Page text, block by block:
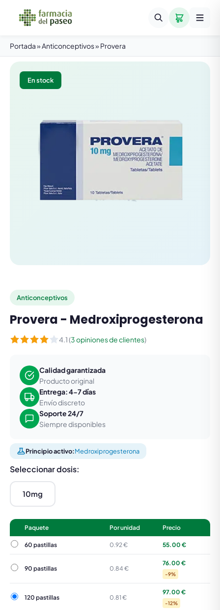
Portada»Anticonceptivos» Provera
En stock
Anticonceptivos
Provera - Medroxiprogesterona
4.1 (3 opiniones de clientes)
Calidad garantizada
Producto original
Entrega: 4-7 días
Envío discreto
Soporte 24/7
Siempre disponibles
Principio activo:Medroxiprogesterona
Seleccionar dosis:
10mg
Paquete Por unidad Precio
60 pastillas
60 pastillas 0.92 € 55.00 €
90 pastillas
90 pastillas 0.84 €
76.00 €
-9%
120 pastillas
120 pastillas 0.81 €
97.00 €
-12%